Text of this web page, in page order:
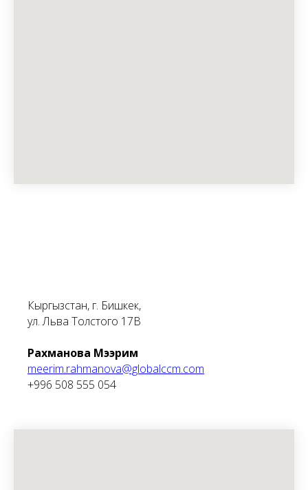
Кыргызстан, г. Бишкек,
ул. Льва Толстого 17В
Рахманова Мээрим
meerim.rahmanova@globalccm.com
+996 508 555 054